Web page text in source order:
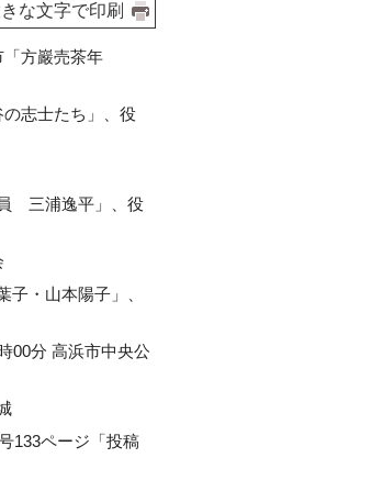
な文字で印刷
方巖売茶年
志士たち」、役
三浦逸平」、役
・山本陽子」、
分 高浜市中央公
133ページ「投稿